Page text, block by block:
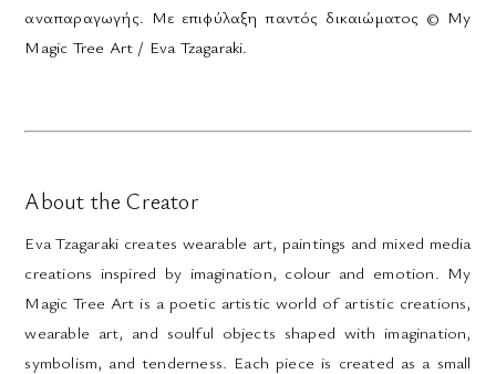
αναπαραγωγής. Με επιφύλαξη παντός δικαιώματος © My
Magic Tree Art / Eva Tzagaraki.
About the Creator
Eva Tzagaraki creates wearable art, paintings and mixed media
creations inspired by imagination, colour and emotion. My
Magic Tree Art is a poetic artistic world of artistic creations,
wearable art, and soulful objects shaped with imagination,
symbolism, and tenderness. Each piece is created as a small